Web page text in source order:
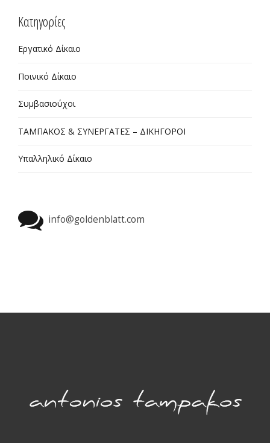
Kατηγορίες
Εργατικό Δίκαιο
Ποινικό Δίκαιο
Συμβασιούχοι
ΤΑΜΠΑΚΟΣ & ΣΥΝΕΡΓΑΤΕΣ – ΔΙΚΗΓΟΡΟΙ
Υπαλληλικό Δίκαιο
info@goldenblatt.com